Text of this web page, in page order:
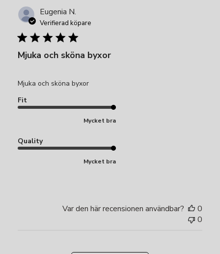
Eugenia N.
Verifierad köpare
Mjuka och sköna byxor
Mjuka och sköna byxor
Fit
Mycket bra
Quality
Mycket bra
Var den här recensionen användbar?
0
0